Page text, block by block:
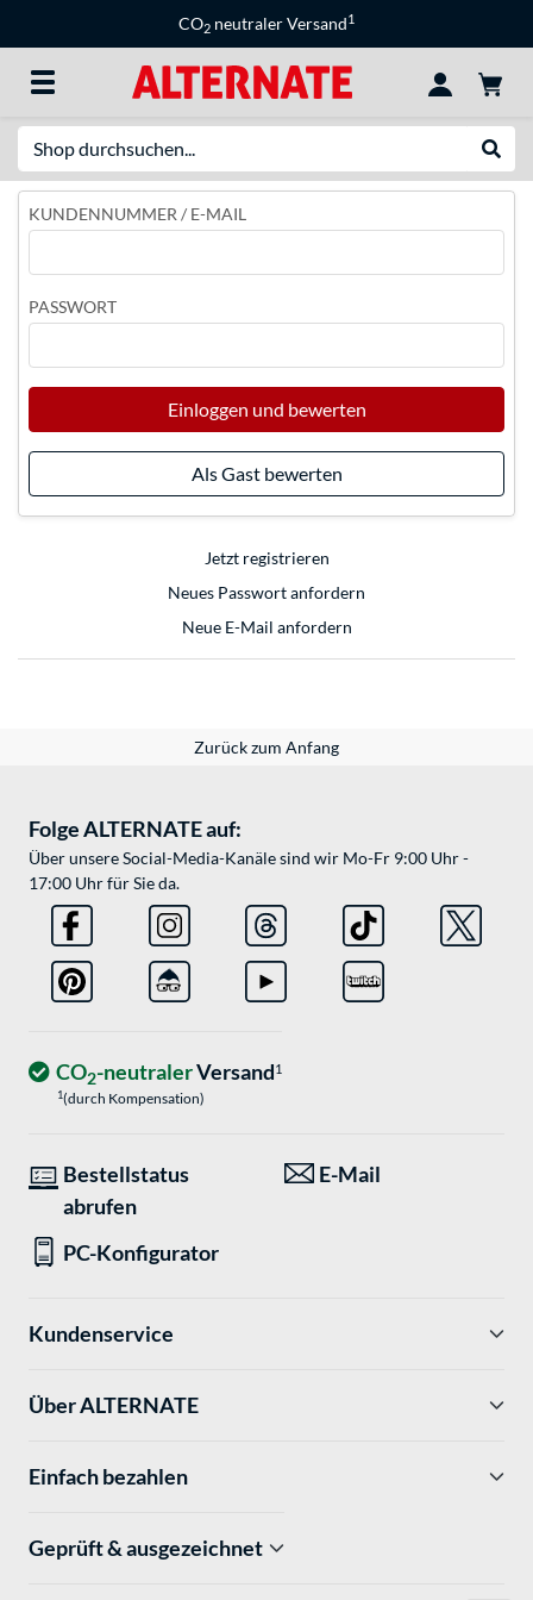
CO2 neutraler Versand1
KUNDENNUMMER / E-MAIL
PASSWORT
Einloggen und bewerten
Als Gast bewerten
Jetzt registrieren
Neues Passwort anfordern
Neue E-Mail anfordern
Zurück zum Anfang
Folge ALTERNATE auf:
Über unsere Social-Media-Kanäle sind wir Mo-Fr 9:00 Uhr -
17:00 Uhr für Sie da.
CO2-neutralerVersand1
1(durch Kompensation)
Bestellstatus
abrufen
E-Mail
PC-Konfigurator
Kundenservice
Über ALTERNATE
Einfach bezahlen
Geprüft & ausgezeichnet